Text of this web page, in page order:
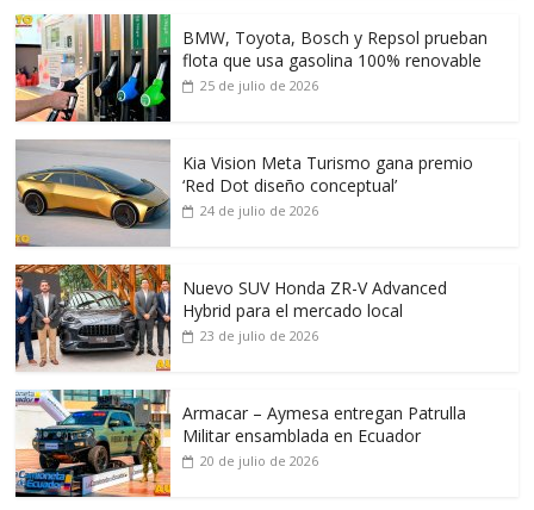
BMW, Toyota, Bosch y Repsol prueban
flota que usa gasolina 100% renovable
25 de julio de 2026
Kia Vision Meta Turismo gana premio
‘Red Dot diseño conceptual’
24 de julio de 2026
Nuevo SUV Honda ZR-V Advanced
Hybrid para el mercado local
23 de julio de 2026
Armacar – Aymesa entregan Patrulla
Militar ensamblada en Ecuador
20 de julio de 2026